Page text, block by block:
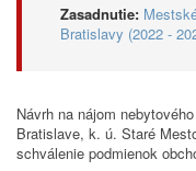
Zasadnutie:
Bratislavy (2022 -
Návrh na nájom
Bratislave, k. ú. Staré
schválenie podmienok